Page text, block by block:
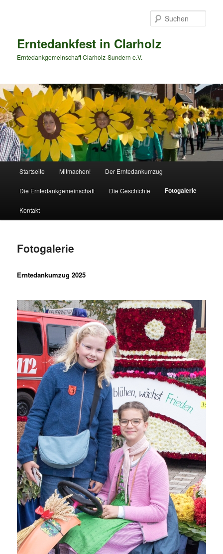
Erntedankfest in Clarholz
Erntedankgemeinschaft Clarholz-Sundern e.V.
Startseite Mitmachen! Der Erntedankumzug
Die Erntedankgemeinschaft Die Geschichte Fotogalerie
Kontakt
Fotogalerie
Erntedankumzug 2025